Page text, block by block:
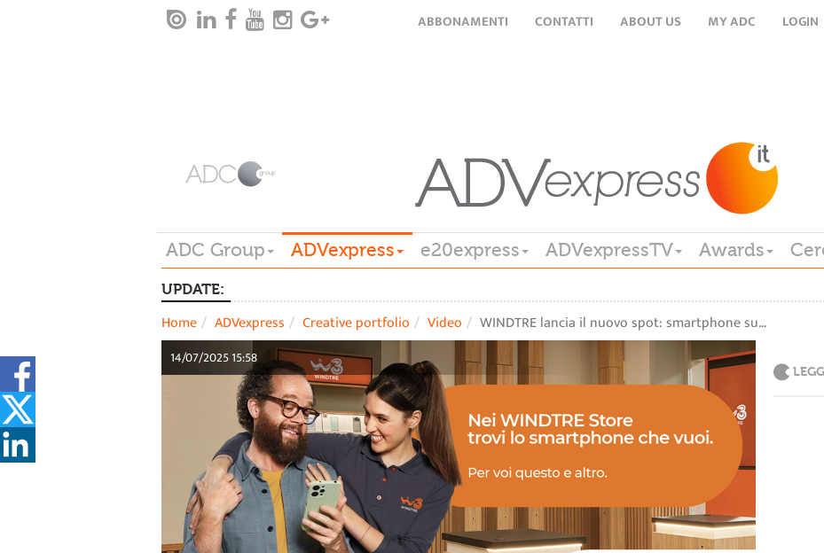
ABBONAMENTI CONTATTI ABOUT US MY ADC LOGIN
ADC Group ADVexpress e20express ADVexpressTV Awards
UPDATE:
Home ADVexpress Creative portfolio Video WINDTRE lancia il nuovo spot: smartphone su…
14/07/2025 15:58